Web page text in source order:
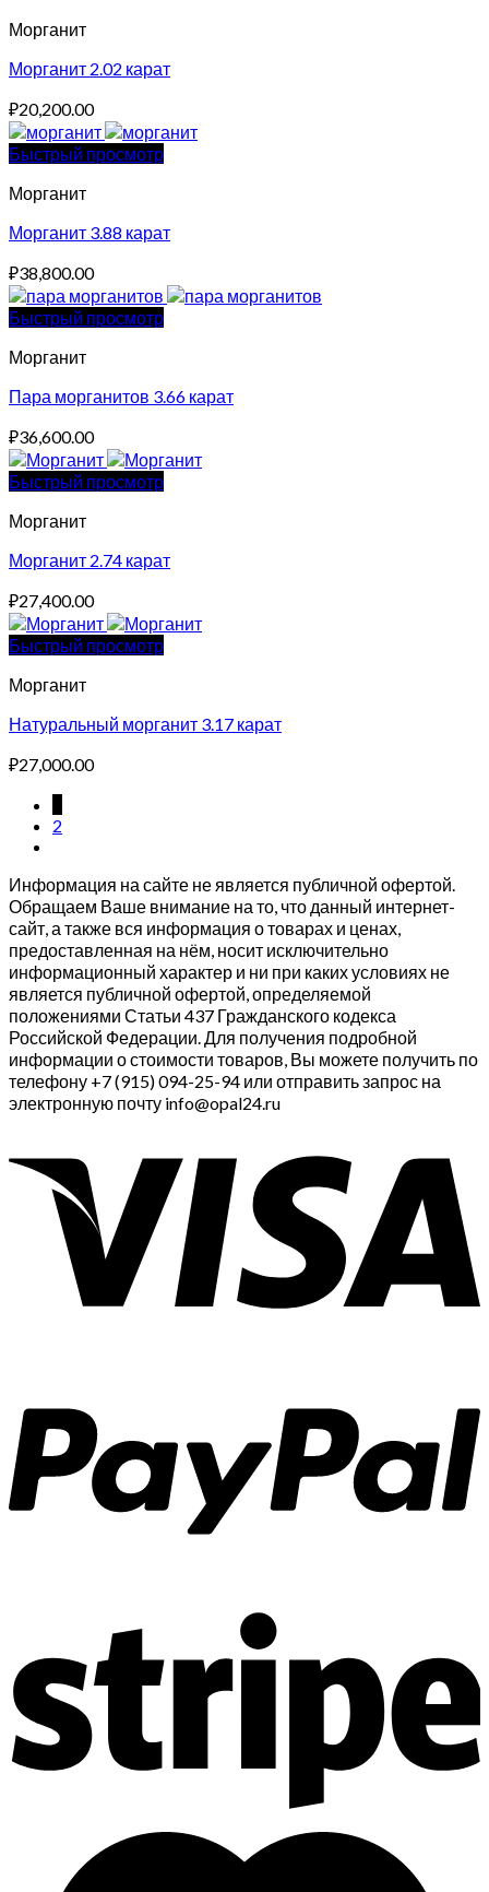
Морганит
Морганит 2.02 карат
₽20,200.00
Быстрый просмотр
Морганит
Морганит 3.88 карат
₽38,800.00
Быстрый просмотр
Морганит
Пара морганитов 3.66 карат
₽36,600.00
Быстрый просмотр
Морганит
Морганит 2.74 карат
₽27,400.00
Быстрый просмотр
Морганит
Натуральный морганит 3.17 карат
₽27,000.00
2
Информация на сайте не является публичной офертой.
Обращаем Ваше внимание на то, что данный интернет-
сайт, а также вся информация о товарах и ценах,
предоставленная на нём, носит исключительно
информационный характер и ни при каких условиях не
является публичной офертой, определяемой
положениями Статьи 437 Гражданского кодекса
Российской Федерации. Для получения подробной
информации о стоимости товаров, Вы можете получить по
телефону +7 (915) 094-25-94 или отправить запрос на
электронную почту info@opal24.ru